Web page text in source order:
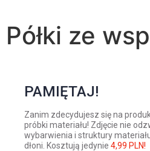
Półki ze
PAMIĘTAJ!
Zanim zdecydujesz się na
próbki materiału! Zdjęcie nie
wybarwienia i struktury
dłoni. Kosztują jedynie 4,99 PLN!